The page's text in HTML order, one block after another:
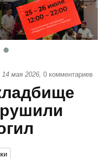
мая 2026, 0 комментариев